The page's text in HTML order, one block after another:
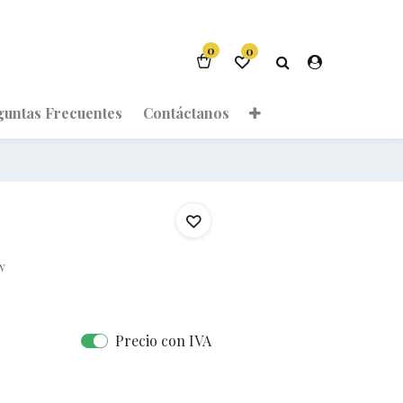
0 0
Frecuentes Contáctanos
Precio con IVA